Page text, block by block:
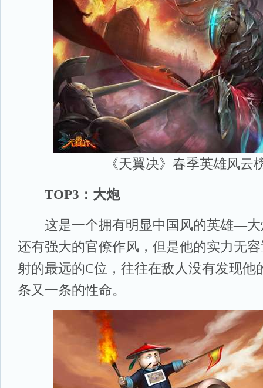
《天翼决》春季英雄风云
TOP3：大炮
这是一个拥有明显中国风的英雄—大
还有强大的官僚作风，但是他的实力无
射的最远的C位，往往在敌人没有发现他
条又一条的性命。